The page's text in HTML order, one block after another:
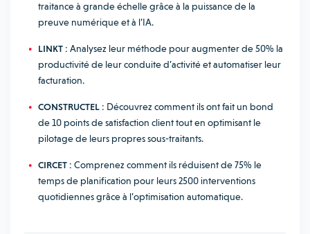
traitance à grande échelle grâce à la puissance de la
preuve numérique et à l’IA.
LINKT : Analysez leur méthode pour augmenter de 50% la
productivité de leur conduite d’activité et automatiser leur
facturation.
CONSTRUCTEL : Découvrez comment ils ont fait un bond
de 10 points de satisfaction client tout en optimisant le
pilotage de leurs propres sous-traitants.
CIRCET : Comprenez comment ils réduisent de 75% le
temps de planification pour leurs 2500 interventions
quotidiennes grâce à l’optimisation automatique.